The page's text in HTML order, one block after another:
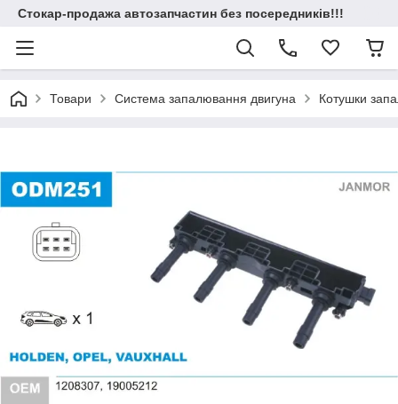
Стокар-продажа автозапчастин без посередників!!!
Товари Система запалювання двигуна Котушки